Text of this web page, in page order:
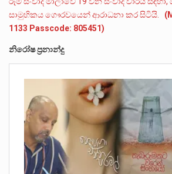
සාමුහිකය ගෞරවයෙන් ආරාධනා කර සිටියි.
1133 Passcode: 805451)
නිරෝෂ ප්‍රනාන්දු